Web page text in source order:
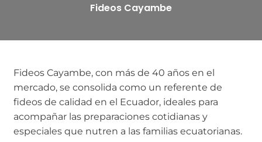
Fideos Cayambe
Fideos Cayambe, con más de 40 años en el
mercado, se consolida como un referente de
fideos de calidad en el Ecuador, ideales para
acompañar las preparaciones cotidianas y
especiales que nutren a las familias ecuatorianas.